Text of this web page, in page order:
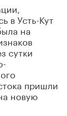
в Усть-Кут
на
сутки
пришли
новую